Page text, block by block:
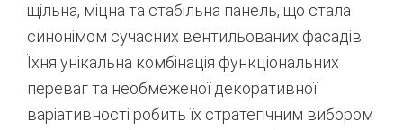
щільна, міцна та стабільна панель, що стала
синонімом сучасних вентильованих фасадів.
Їхня унікальна комбінація функціональних
переваг та необмеженої декоративної
варіативності робить їх стратегічним вибором